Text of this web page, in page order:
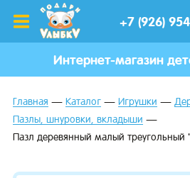
+7 (926)
Интернет-магазин
Главная Каталог Игрушки
Пазлы, шнуровки, вкладыши
Пазл деревянный малый треугольный